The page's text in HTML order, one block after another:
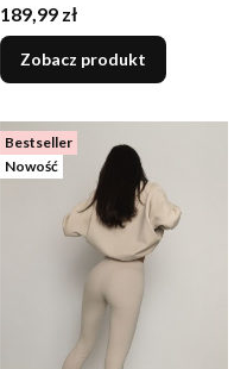
Cena
189,99 zł
Zobacz produkt
Bestseller
Nowość